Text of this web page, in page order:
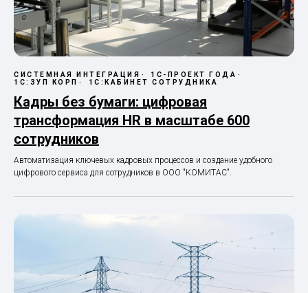
СИСТЕМНАЯ ИНТЕГРАЦИЯ
1С-ПРОЕКТ ГОДА
1С:ЗУП КОРП
1С:КАБИНЕТ СОТРУДНИКА
Кадры без бумаги: цифровая
трансформация HR в масштабе 600
сотрудников
Автоматизация ключевых кадровых процессов и создание удобного
цифрового сервиса для сотрудников в ООО "КОМИТАС".